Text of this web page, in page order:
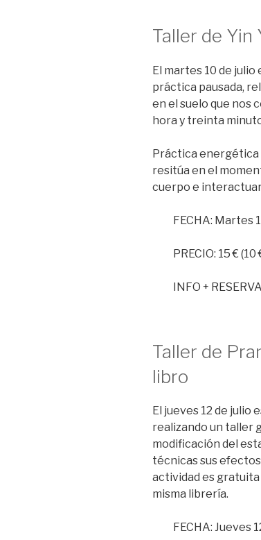
Taller de Yin
El martes 10 de
práctica pausada,
en el suelo que nos
hora y treinta
Práctica energética
resitúa en el
cuerpo e
FECHA: Martes
PRECIO: 15 €
INFO +
Taller de
libro
El jueves 12 de julio
realizando un taller
modificación del
técnicassus
actividad es gratuita
misma librería.
FECHA: Jueves